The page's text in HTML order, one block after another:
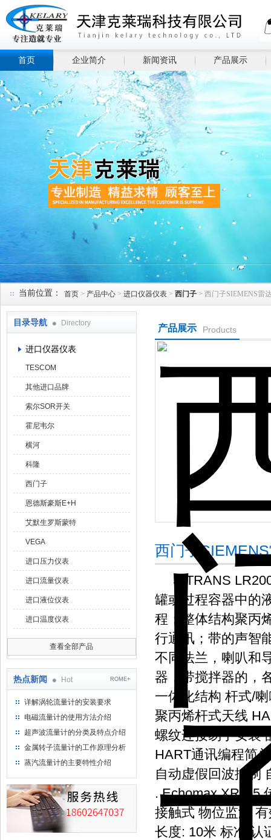
首页 企业简介 新闻资讯 产品展示
当前位置： 首页 > 产品中心 > 进口仪器仪表 > 西门子 > 西门子SIEMENS雷
目录导航 Directory
进口仪器仪表
TESCOM
其他进口品牌
索尔SOR开关
霍尼韦尔
横河
科隆
西门子
恩德斯豪斯E+H
艾默生罗斯蒙特
VEGA
进口压力仪表
进口流量仪表
进口液位仪表
进口温度仪表
查看全部产品
热点新闻 Hot ROME+
详解涡轮流量计的安装要求
电磁流量计的使用方法介绍
超声波流量计的分类及特点介绍
金属转子流量计的工作原理分析
蒸汽流量计的主要特性介绍
产品展示 Products
西门子
SITRANS LR200
罐或过程容器中的
程；整体结构聚丙
行通讯；带的声智
不同法兰，喇叭和
器，带搅拌器的，
一体化结构 杆式/
聚丙烯杆式天线
螺纹连接易于安装
HART通讯编程简
自动虚假回波抑制
. Echomax XRS-5
接触式 物位监测
长度: 10米 标准 认